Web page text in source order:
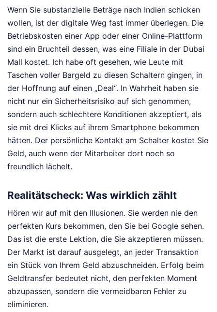
Wenn Sie substanzielle Beträge nach Indien schicken
wollen, ist der digitale Weg fast immer überlegen. Die
Betriebskosten einer App oder einer Online-Plattform
sind ein Bruchteil dessen, was eine Filiale in der Dubai
Mall kostet. Ich habe oft gesehen, wie Leute mit
Taschen voller Bargeld zu diesen Schaltern gingen, in
der Hoffnung auf einen „Deal“. In Wahrheit haben sie
nicht nur ein Sicherheitsrisiko auf sich genommen,
sondern auch schlechtere Konditionen akzeptiert, als
sie mit drei Klicks auf ihrem Smartphone bekommen
hätten. Der persönliche Kontakt am Schalter kostet Sie
Geld, auch wenn der Mitarbeiter dort noch so
freundlich lächelt.
Realitätscheck: Was wirklich zählt
Hören wir auf mit den Illusionen. Sie werden nie den
perfekten Kurs bekommen, den Sie bei Google sehen.
Das ist die erste Lektion, die Sie akzeptieren müssen.
Der Markt ist darauf ausgelegt, an jeder Transaktion
ein Stück von Ihrem Geld abzuschneiden. Erfolg beim
Geldtransfer bedeutet nicht, den perfekten Moment
abzupassen, sondern die vermeidbaren Fehler zu
eliminieren.